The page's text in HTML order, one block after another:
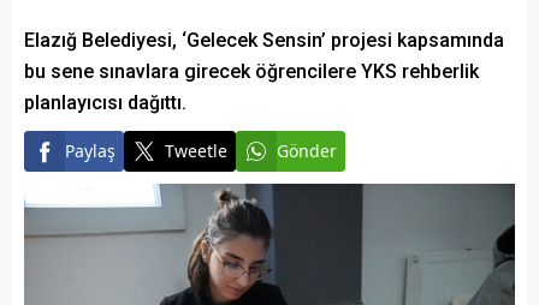
Elazığ Belediyesi, ‘Gelecek Sensin’ projesi kapsamında
bu sene sınavlara girecek öğrencilere YKS rehberlik
planlayıcısı dağıttı.
Paylaş Tweetle Gönder